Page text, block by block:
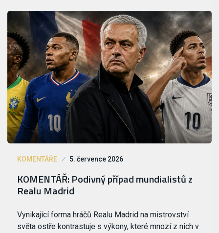
KOMENTÁŘE 5. července 2026
KOMENTÁŘ: Podivný případ mundialistů z
Realu Madrid
Vynikající forma hráčů Realu Madrid na mistrovství
světa ostře kontrastuje s výkony, které mnozí z nich v